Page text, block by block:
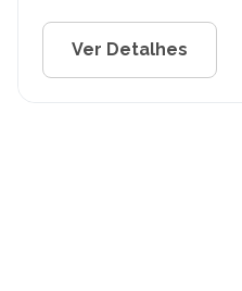
Ver Detalhes